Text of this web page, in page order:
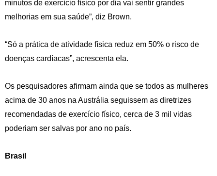
minutos de exercício físico por dia vai sentir grandes
melhorias em sua saúde”, diz Brown.
“Só a prática de atividade física reduz em 50% o risco de
doenças cardíacas”, acrescenta ela.
Os pesquisadores afirmam ainda que se todos as mulheres
acima de 30 anos na Austrália seguissem as diretrizes
recomendadas de exercício físico, cerca de 3 mil vidas
poderiam ser salvas por ano no país.
Brasil